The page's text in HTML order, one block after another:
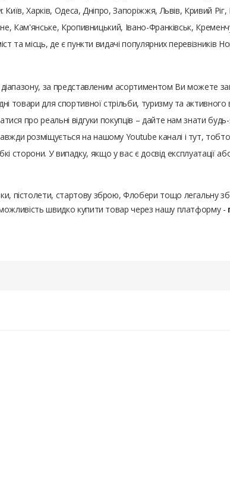
Харків, Одеса, Дніпро, Запоріжжя, Львів, Кривий
Кам'янське, Кропивницький, Івано-Франківськ,
та місць, де є пункти видачі популярних
діапазону, за представленим асортиментом Ви можете
товари для спортивної стрільби, туризму та
про реальні відгуки покупців – дайте нам знати
розміщується на нашому Youtube каналі і тут,
сторони. У випадку, якщо у вас є досвід експлуатації
пістолети, стартову зброю, Флобери тощо легальну
швидко купити товар через нашу платформу -